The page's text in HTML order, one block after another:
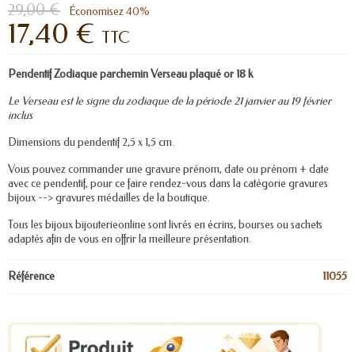
29,00 € Économisez 40%
17,40 € TTC
Pendentif Zodiaque parchemin Verseau plaqué or 18 k
Le Verseau est le signe du zodiaque de la période 21 janvier au 19 février
inclus
Dimensions du pendentif 2,5 x 1,5 cm.
Vous pouvez commander une gravure prénom, date ou prénom + date
avec ce pendentif, pour ce faire rendez-vous dans la catégorie gravures
bijoux --> gravures médailles de la boutique.
Tous les bijoux bijouterieonline sont livrés en écrins, bourses ou sachets
adaptés afin de vous en offrir la meilleure présentation.
Référence 11055